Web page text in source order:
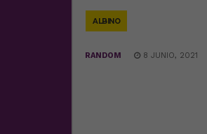
ALBINO
RANDOM 8 JUNIO, 2021